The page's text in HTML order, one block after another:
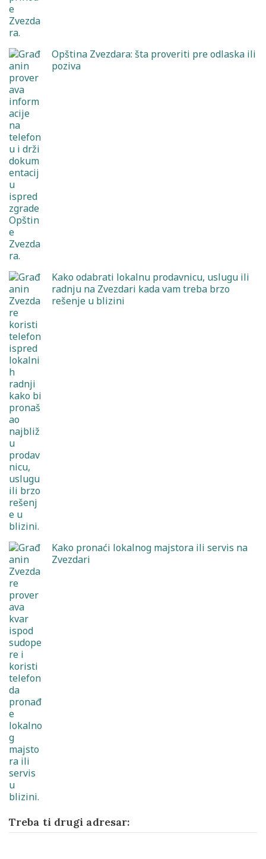
Opština Zvezdara: šta proveriti pre odlaska ili
poziva
Kako odabrati lokalnu prodavnicu, uslugu ili
radnju na Zvezdari kada vam treba brzo
rešenje u blizini
Kako pronaći lokalnog majstora ili servis na
Zvezdari
Treba ti drugi adresar: